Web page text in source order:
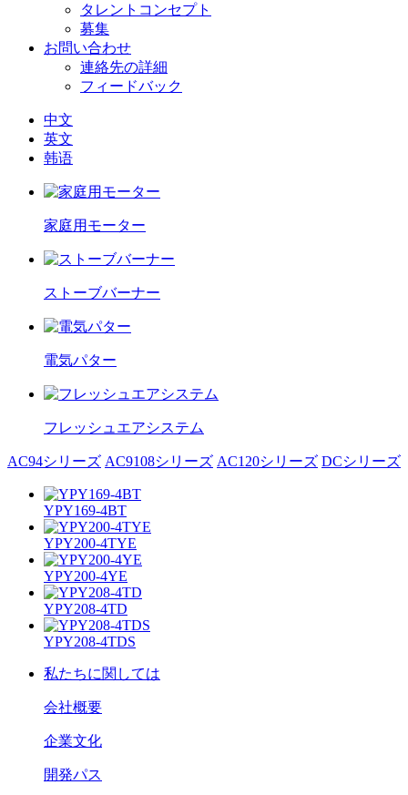
タレントコンセプト
募集
お問い合わせ
連絡先の詳細
フィードバック
中文
英文
韩语
家庭用モーター
ストーブバーナー
電気パター
フレッシュエアシステム
AC94シリーズ AC9108シリーズ AC120シリーズ DCシリーズ
YPY169-4BT
YPY200-4TYE
YPY200-4YE
YPY208-4TD
YPY208-4TDS
私たちに関しては
会社概要
企業文化
開発パス